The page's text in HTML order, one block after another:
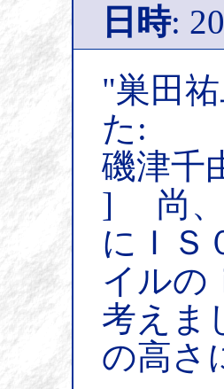
日時:
"巣田
た:
磯津千
] 尚、
にＩＳ
イルの
考えま
の高さ